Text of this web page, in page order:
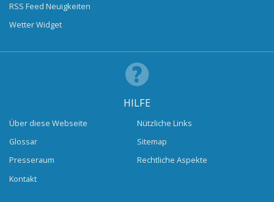
RSS Feed Neuigkeiten
Wetter Widget
HILFE
Über diese Webseite
Glossar
Presseraum
Kontakt
Nützliche Links
Sitemap
Rechtliche Aspekte